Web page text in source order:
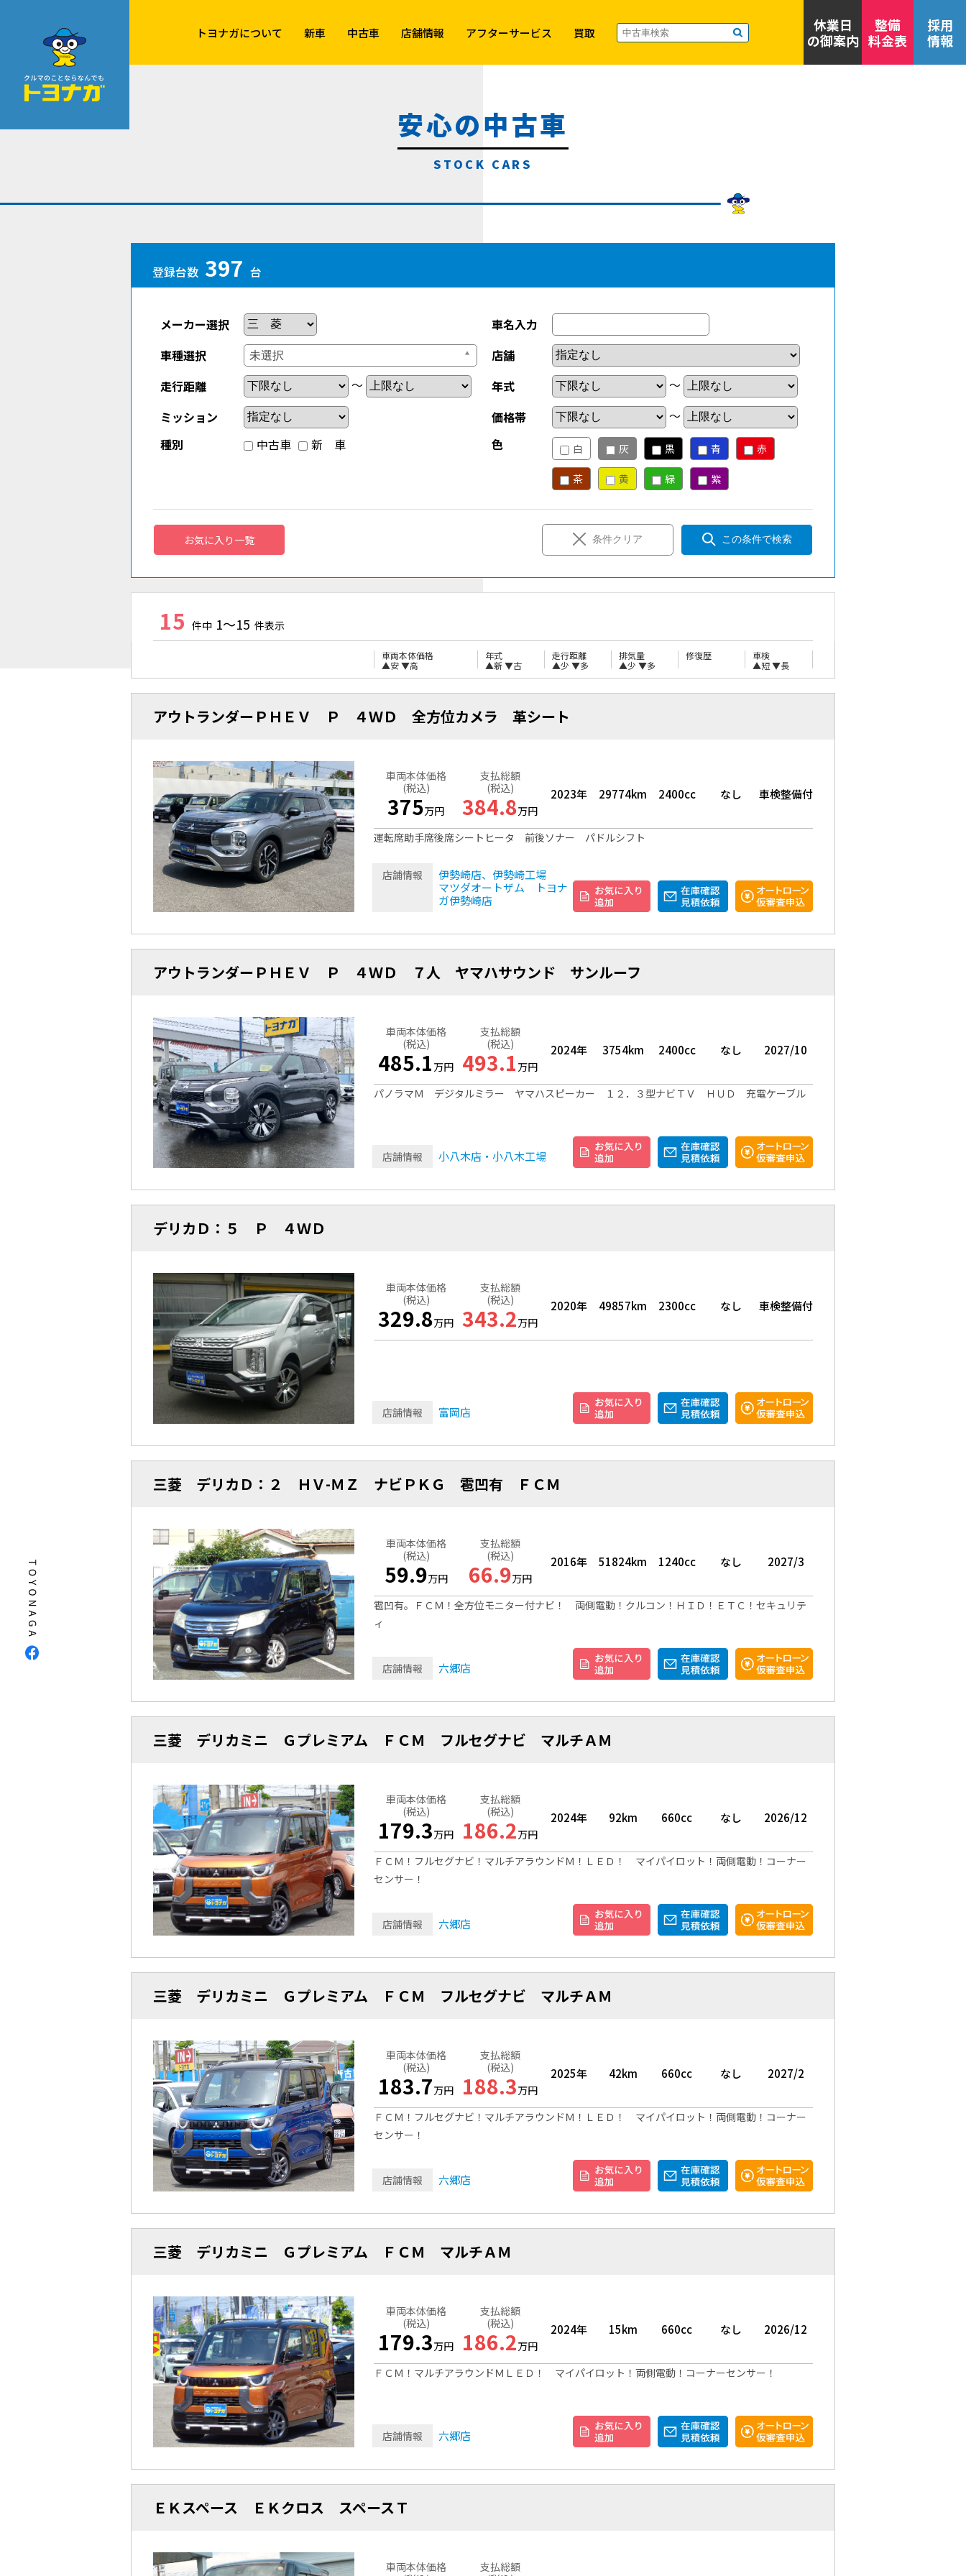
トヨナガについて 新車 中古車 店舗情報 アフターサービス 買取
休業日
の御案内
整備
料金表
採用
情報
安心の中古車
登録台数 397 台
メーカー選択
車名入力
車種選択
店舗
走行距離
～ 年式
～
ミッション
価格帯
～
種別
中古車 新 車 色 白 灰 黒 青 赤
茶 黄 緑 紫
条件クリア この条件で検索
お気に入り一覧
15 件中 1～15 件表示
車両本体価格
▲安▼高
年式
▲新▼古
走行距離
▲少 ▼多
排気量
▲少 ▼多
修復歴
車検
▲短▼長
アウトランダーＰＨＥＶ Ｐ ４ＷＤ 全方位カメラ 革シート
車両本体価格
(税込)
375万円
支払総額
(税込)
384.8万円
2023年 29774km 2400cc なし 車検整備付
運転席助手席後席シートヒータ 前後ソナー パドルシフト
店舗情報
伊勢崎店、伊勢崎工場
マツダオートザム トヨナ
ガ伊勢崎店
アウトランダーＰＨＥＶ Ｐ ４ＷＤ ７人 ヤマハサウンド サンルーフ
車両本体価格
(税込)
485.1 万円
支払総額
(税込)
493.1 万円
2024年 3754km 2400cc なし 2027/10
パノラマＭ デジタルミラー ヤマハスピーカー １２．３型ナビＴＶ ＨＵＤ 充電ケーブル
店舗情報 小八木店・小八木工場
デリカＤ：５ Ｐ ４ＷＤ
車両本体価格
(税込)
329.8万円
支払総額
(税込)
343.2万円
2020年 49857km 2300cc なし 車検整備付
店舗情報 富岡店
三菱 デリカＤ：２ ＨＶ-ＭＺ ナビＰＫＧ 雹凹有 ＦＣＭ
車両本体価格
(税込)
59.9万円
支払総額
(税込)
66.9万円
2016年 51824km 1240cc なし 2027/3
雹凹有。ＦＣＭ！全方位モニター付ナビ！ 両側電動！クルコン！ＨＩＤ！ＥＴＣ！セキュリテ
ィ
店舗情報 六郷店
三菱 デリカミニ Ｇプレミアム ＦＣＭ フルセグナビ マルチＡＭ
車両本体価格
(税込)
179.3万円
支払総額
(税込)
186.2万円
2024年 92km 660cc なし 2026/12
ＦＣＭ！フルセグナビ！マルチアラウンドＭ！ＬＥＤ！ マイパイロット！両側電動！コーナー
センサー！
店舗情報 六郷店
三菱 デリカミニ Ｇプレミアム ＦＣＭ フルセグナビ マルチＡＭ
車両本体価格
(税込)
183.7万円
支払総額
(税込)
188.3万円
2025年 42km 660cc なし 2027/2
ＦＣＭ！フルセグナビ！マルチアラウンドＭ！ＬＥＤ！ マイパイロット！両側電動！コーナー
センサー！
店舗情報 六郷店
三菱 デリカミニ Ｇプレミアム ＦＣＭ マルチＡＭ
車両本体価格
(税込)
179.3万円
支払総額
(税込)
186.2万円
2024年 15km 660cc なし 2026/12
ＦＣＭ！マルチアラウンドＭＬＥＤ！ マイパイロット！両側電動！コーナーセンサー！
店舗情報 六郷店
ＥＫスペース ＥＫクロス スペースＴ
車両本体価格
支払総額